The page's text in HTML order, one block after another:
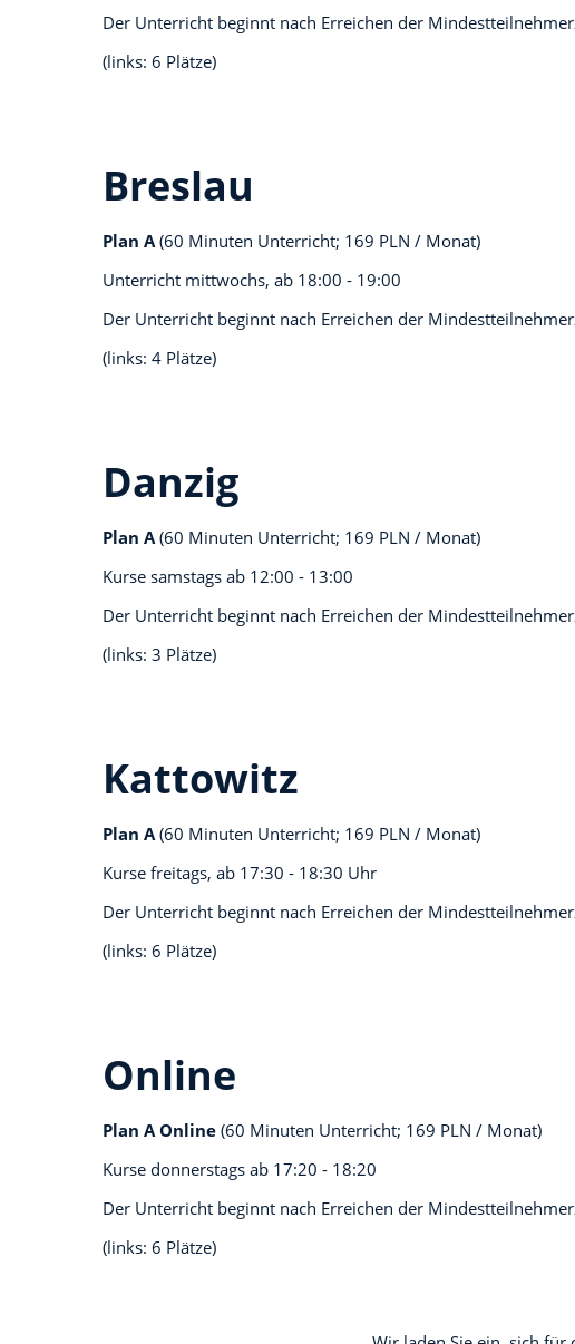
Der Unterricht beginnt nach Erreichen der
(links: 6 Plätze)
Breslau
Plan A(60 Minuten Unterricht; 169 PLN / Monat)
Unterricht mittwochs, ab 18:00 - 19:00
Der Unterricht beginnt nach Erreichen der
(links: 4 Plätze)
Danzig
Plan A(60 Minuten Unterricht; 169 PLN / Monat)
Kurse samstags ab 12:00 - 13:00
Der Unterricht beginnt nach Erreichen der
(links: 3 Plätze)
Kattowitz
Plan A(60 Minuten Unterricht; 169 PLN / Monat)
Kurse freitags, ab 17:30 - 18:30 Uhr
Der Unterricht beginnt nach Erreichen der
(links: 6 Plätze)
Online
Plan A Online (60 Minuten Unterricht; 169 PLN / Monat)
Kurse donnerstags ab 17:20 - 18:20
Der Unterricht beginnt nach Erreichen der
(links: 6 Plätze)